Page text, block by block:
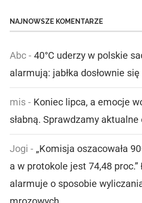
NAJNOWSZE KOMENTARZE
Abc - 40°C uderzy w polskie
alarmują: jabłka dosłownie
mis - Koniec lipca, a emocje
słabną. Sprawdzamy aktualne
Jogi - „Komisja oszacowała
a w protokole jest 74,48
alarmuje o sposobie